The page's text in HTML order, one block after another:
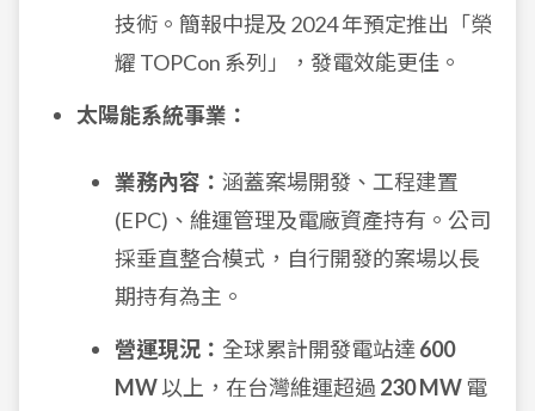
技術。簡報中提及 2024 年預定推出「榮
耀 TOPCon 系列」，發電效能更佳。
太陽能系統事業：
業務內容： 涵蓋案場開發、工程建置
(EPC)、維運管理及電廠資產持有。公司
採垂直整合模式，自行開發的案場以長
期持有為主。
營運現況： 全球累計開發電站達 600
MW以上，在台灣維運超過 230 MW電